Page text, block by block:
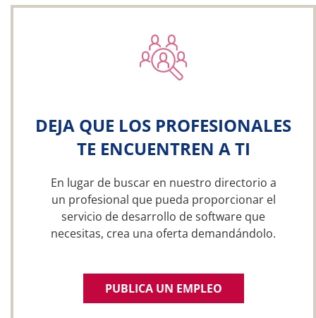
DEJA QUE LOS PROFESIONALES
TE ENCUENTREN A TI
En lugar de buscar en nuestro directorio a
un profesional que pueda proporcionar el
servicio de desarrollo de software que
necesitas, crea una oferta demandándolo.
PUBLICA UN EMPLEO